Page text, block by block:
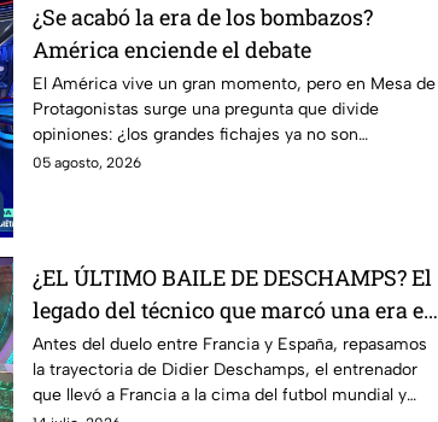
¿Se acabó la era de los bombazos?
América enciende el debate
El América vive un gran momento, pero en Mesa de
Protagonistas surge una pregunta que divide
opiniones: ¿los grandes fichajes ya no son
indispensables para competir?
05 agosto, 2026
¿EL ÚLTIMO BAILE DE DESCHAMPS? El
legado del técnico que marcó una era en
Francia
Antes del duelo entre Francia y España, repasamos
la trayectoria de Didier Deschamps, el entrenador
que llevó a Francia a la cima del futbol mundial y